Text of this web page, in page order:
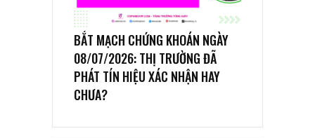
BẮT MẠCH CHỨNG KHOÁN NGÀY
08/07/2026: THỊ TRƯỜNG ĐÃ
PHÁT TÍN HIỆU XÁC NHẬN HAY
CHƯA?